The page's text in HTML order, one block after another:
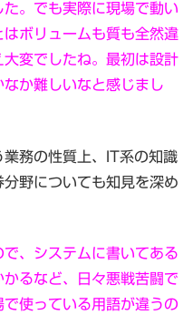
。でも実際に現場で動い
ボリュームも質も全然違
変でしたね。最初は設計
か難しいなと感じまし
務の性質上、IT系の知識
野についても知見を深め
、システムに書いてある
るなど、日々悪戦苦闘で
使っている用語が違うの